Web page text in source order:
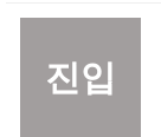
진입